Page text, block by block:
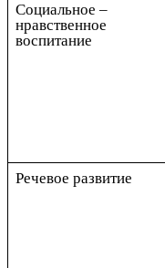
Социальное –
нравственное
воспитание
Речевое развитие